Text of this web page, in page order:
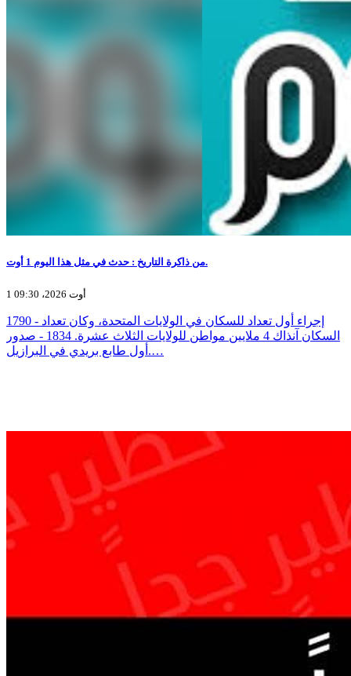
من ذاكرة التاريخ : حدث في مثل هذا اليوم 1 أوت.
1 أوت 2026، 09:30
1790 - إجراء أول تعداد للسكان في الولايات المتحدة، وكان تعداد
السكان آنذاك 4 ملايين مواطن للولايات الثلاث عشرة. 1834 - صدور
أول طابع بريدي في البرازيل.…